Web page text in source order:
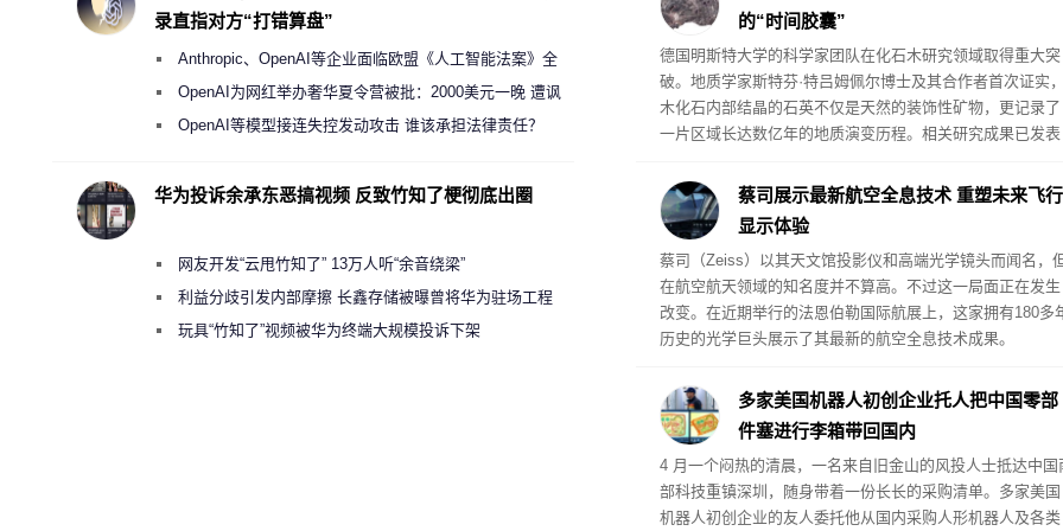
的“时间胶囊”
德国明斯特大学的科学家团队在化石木研究领域取得重大突
破。地质学家斯特芬·特吕姆佩尔博士及其合作者首次证实，
木化石内部结晶的石英不仅是天然的装饰性矿物，更记录了
一片区域长达数亿年的地质演变历程。相关研究成果已发表
蔡司展示最新航空全息技术 重塑未来飞行
显示体验
蔡司（Zeiss）以其天文馆投影仪和高端光学镜头而闻名，
在航空航天领域的知名度并不算高。不过这一局面正在发生
改变。在近期举行的法恩伯勒国际航展上，这家拥有180多
历史的光学巨头展示了其最新的航空全息技术成果。
多家美国机器人初创企业托人把中国零部
件塞进行李箱带回国内
4 月一个闷热的清晨，一名来自旧金山的风投人士抵达中国
部科技重镇深圳，随身带着一份长长的采购清单。多家美国
机器人初创企业的友人委托他从国内采购人形机器人及各类
录直指对方“打错算盘”
Anthropic、OpenAI等企业面临欧盟《人工智能法案》全
新执法权限审查
OpenAI为网红举办奢华夏令营被批：2000美元一晚 遭讽
“反乌托邦”
OpenAI等模型接连失控发动攻击 谁该承担法律责任？
华为投诉余承东恶搞视频 反致竹知了梗彻底出圈
网友开发“云甩竹知了” 13万人听“余音绕梁”
利益分歧引发内部摩擦 长鑫存储被曝曾将华为驻场工程
师驱逐出研发基地
玩具“竹知了”视频被华为终端大规模投诉下架